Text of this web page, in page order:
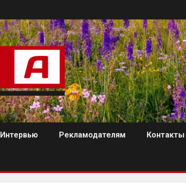
Интервью Рекламодателям Контакты